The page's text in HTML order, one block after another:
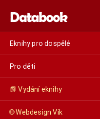
Eknihy pro dospělé
Pro děti
📗 Vydání eknihy
🌐 Webdesign Vik